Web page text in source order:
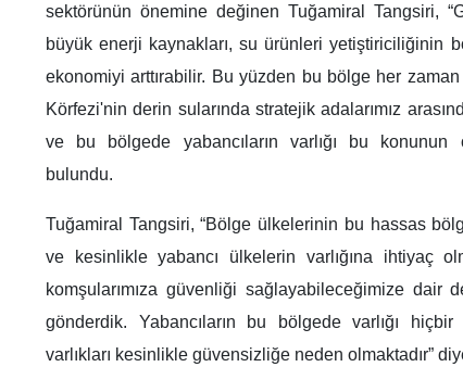
sektörünün önemine değinen Tuğamiral Tangsiri,
büyük enerji kaynakları, su ürünleri yetiştiriciliğinin
ekonomiyi arttırabilir. Bu yüzden bu bölge her
Körfezi'nin derin sularında stratejik adalarımız
ve bu bölgede yabancıların varlığı bu konunun
bulundu.
Tuğamiral Tangsiri, “Bölge ülkelerinin bu hassas
ve kesinlikle yabancı ülkelerin varlığına ihtiyaç
komşularımıza güvenliği sağlayabileceğimize dair
gönderdik. Yabancıların bu bölgede varlığı
varlıkları kesinlikle güvensizliğe neden olmaktadır”